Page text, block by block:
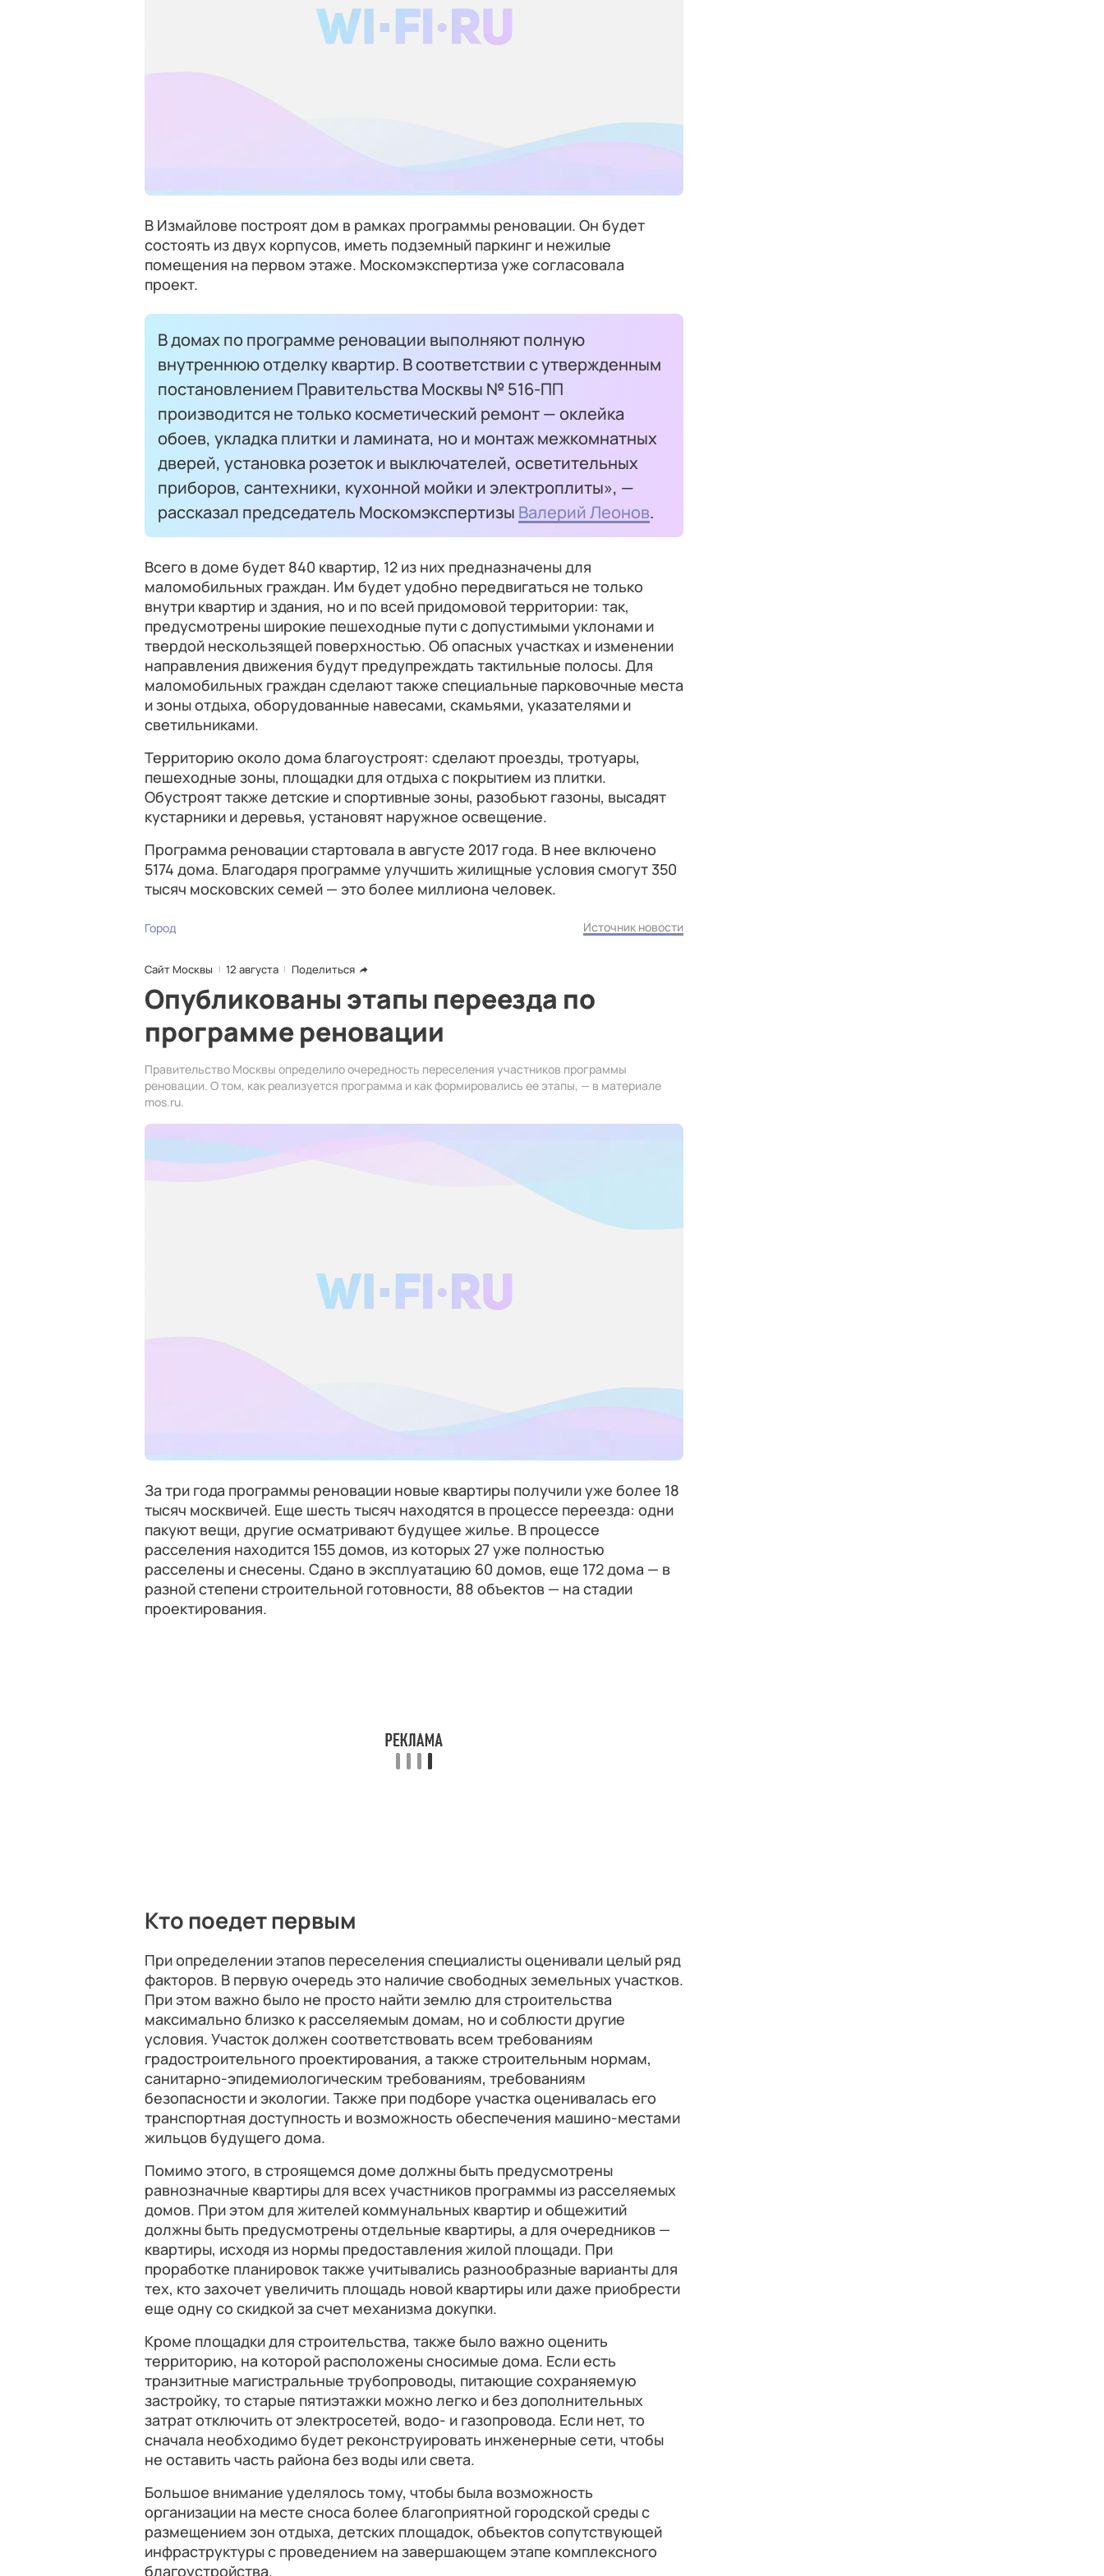
В Измайлове построят дом в рамках программы реновации. Он будет
состоять из двух корпусов, иметь подземный паркинг и нежилые
помещения на первом этаже. Москомэкспертиза уже согласовала
проект.
В домах по программе реновации выполняют полную
внутреннюю отделку квартир. В соответствии с утвержденным
постановлением Правительства Москвы № 516-ПП
производится не только косметический ремонт — оклейка
обоев, укладка плитки и ламината, но и монтаж межкомнатных
дверей, установка розеток и выключателей, осветительных
приборов, сантехники, кухонной мойки и электроплиты», —
рассказал председатель Москомэкспертизы Валерий Леонов.
Всего в доме будет 840 квартир, 12 из них предназначены для
маломобильных граждан. Им будет удобно передвигаться не только
внутри квартир и здания, но и по всей придомовой территории: так,
предусмотрены широкие пешеходные пути с допустимыми уклонами и
твердой нескользящей поверхностью. Об опасных участках и изменении
направления движения будут предупреждать тактильные полосы. Для
маломобильных граждан сделают также специальные парковочные места
и зоны отдыха, оборудованные навесами, скамьями, указателями и
светильниками.
Территорию около дома благоустроят: сделают проезды, тротуары,
пешеходные зоны, площадки для отдыха с покрытием из плитки.
Обустроят также детские и спортивные зоны, разобьют газоны, высадят
кустарники и деревья, установят наружное освещение.
Программа реновации стартовала в августе 2017 года. В нее включено
5174 дома. Благодаря программе улучшить жилищные условия смогут 350
тысяч московских семей — это более миллиона человек.
Город Источник новости
Сайт Москвы 12 августа Поделиться
Опубликованы этапы переезда по
программе реновации
Правительство Москвы определило очередность переселения участников программы
реновации. О том, как реализуется программа и как формировались ее этапы, — в материале
mos.ru.
За три года программы реновации новые квартиры получили уже более 18
тысяч москвичей. Еще шесть тысяч находятся в процессе переезда: одни
пакуют вещи, другие осматривают будущее жилье. В процессе
расселения находится 155 домов, из которых 27 уже полностью
расселены и снесены. Сдано в эксплуатацию 60 домов, еще 172 дома — в
разной степени строительной готовности, 88 объектов — на стадии
проектирования.
Кто поедет первым
При определении этапов переселения специалисты оценивали целый ряд
факторов. В первую очередь это наличие свободных земельных участков.
При этом важно было не просто найти землю для строительства
максимально близко к расселяемым домам, но и соблюсти другие
условия. Участок должен соответствовать всем требованиям
градостроительного проектирования, а также строительным нормам,
санитарно-эпидемиологическим требованиям, требованиям
безопасности и экологии. Также при подборе участка оценивалась его
транспортная доступность и возможность обеспечения машино-местами
жильцов будущего дома.
Помимо этого, в строящемся доме должны быть предусмотрены
равнозначные квартиры для всех участников программы из расселяемых
домов. При этом для жителей коммунальных квартир и общежитий
должны быть предусмотрены отдельные квартиры, а для очередников —
квартиры, исходя из нормы предоставления жилой площади. При
проработке планировок также учитывались разнообразные варианты для
тех, кто захочет увеличить площадь новой квартиры или даже приобрести
еще одну со скидкой за счет механизма докупки.
Кроме площадки для строительства, также было важно оценить
территорию, на которой расположены сносимые дома. Если есть
транзитные магистральные трубопроводы, питающие сохраняемую
застройку, то старые пятиэтажки можно легко и без дополнительных
затрат отключить от электросетей, водо- и газопровода. Если нет, то
сначала необходимо будет реконструировать инженерные сети, чтобы
не оставить часть района без воды или света.
Большое внимание уделялось тому, чтобы была возможность
организации на месте сноса более благоприятной городской среды с
размещением зон отдыха, детских площадок, объектов сопутствующей
инфраструктуры с проведением на завершающем этапе комплексного
благоустройства.